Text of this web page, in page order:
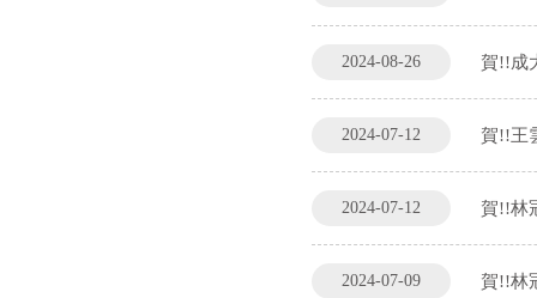
2024-08-26 賀!!成
2024-07-12 賀!!王
2024-07-12 賀!!林
2024-07-09 賀!!林